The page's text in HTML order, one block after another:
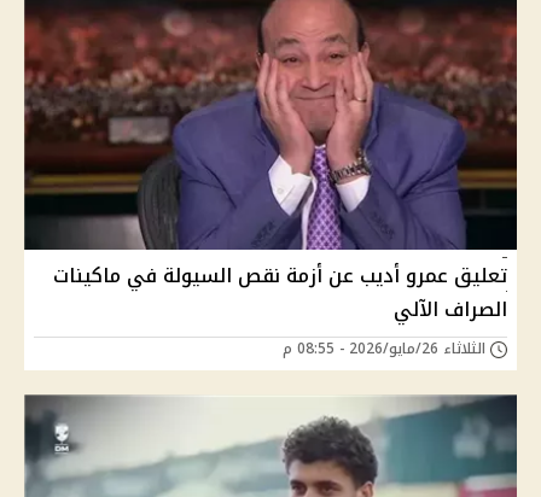
تعليق عمرو أديب عن أزمة نقص السيولة في ماكينات
الصراف الآلي
الثلاثاء 26/مايو/2026 - 08:55 م